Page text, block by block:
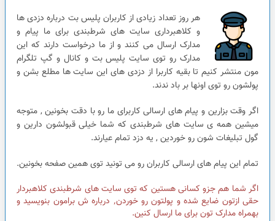
هر روز تعداد زیادی از کاربران پلیس بت درباره دزدی ها
و کلاهبرداری سایت های شرطبندی برای ما پیام و
مدارک ارسال می کنند و از ما درخواست دارند که این
مدارک رو توی سایت پلیس بت و کانال و گپ تلگرام
مون منتشر کنیم تا بقیه کاربرا از دزدی های این سایت ها مطلع بشن و
پولشون رو توی اونها بر باد ندند.
اگر وقت بزارین و پیام های ارسالی کاربرای ما رو با دقت بخونین , متوجه
میشین همه ی سایت های شرطبندی که شما خیلی قبولشون دارین و
گول تبلیغات شون رو خوردین , یه دزد تمام عیارند.
تمام این پیام های ارسالی کاربران رو می تونید توی همین صفحه بخونین.
اگر شما هم جزو کسانی هستین که توی سایت های شرطبندی کلاهبردار
حقی ازتون ضایع شده و پولتون رو خوردن٬ درباره ش برامون بنویسید و
بهمراه مدارک تون برای ما ارسال کنین.